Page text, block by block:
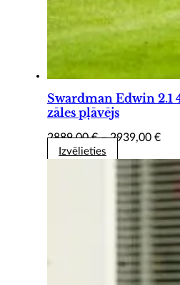
Swardman Edwin
zāles pļāvējs
2889,00€ – 2939,00 €Price
Izvēlieties